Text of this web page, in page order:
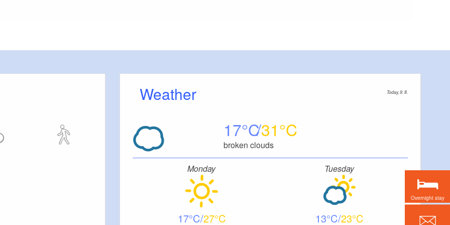
Weather Today, 9. 8.
17 31
broken clouds
Monday
17 27
Tuesday
13 23
Overnight stay